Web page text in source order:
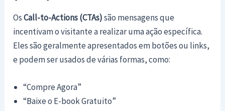
OsCall-to-Actions (CTAs)são mensagens que
incentivam o visitante a realizar uma ação específica.
Eles são geralmente apresentados em botões ou links,
e podem ser usados de várias formas, como:
“Compre Agora”
“Baixe o E-book Gratuito”